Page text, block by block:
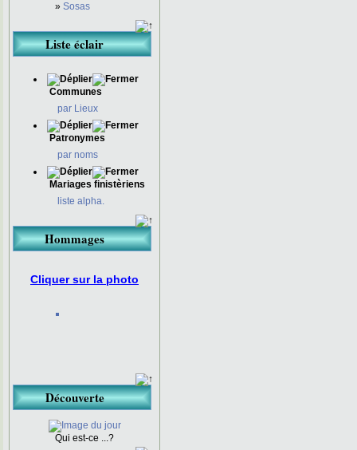
» Sosas
Liste éclair
Communes
par Lieux
Patronymes
par noms
Mariages finistèriens
liste alpha.
Hommages
Cliquer sur la photo
Découverte
Qui est-ce ...?